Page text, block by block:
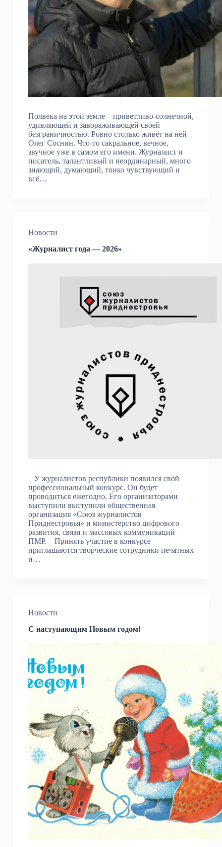
Полвека на этой земле – приветливо-солнечной,
удивляющей и завораживающей своей
безграничностью. Ровно столько живёт на ней
Олег Соснин. Что-то сакральное, вечное,
звучное уже в самом его имени. Журналист и
писатель, талантливый и неординарный, много
знающий, думающий, тонко чувствующий и
всё…
Новости
«Журналист года — 2026»
У журналистов республики появился свой
профессиональный конкурс. Он будет
проводиться ежегодно. Его организаторами
выступили выступили общественная
организация «Союз журналистов
Приднестровья» и министерство цифрового
развития, связи и массовых коммуникаций
ПМР. Принять участие в конкурсе
приглашаются творческие сотрудники печатных
и…
Новости
С наступающим Новым годом!